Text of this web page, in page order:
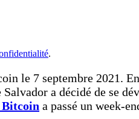
.
le 7 septembre 2021.
a décidé de se
Bitcoin a passé un week-